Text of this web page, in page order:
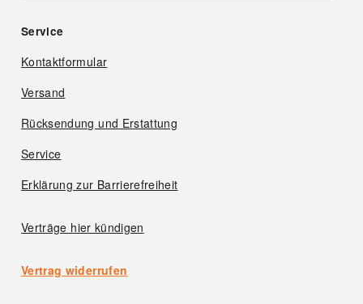
Service
Kontaktformular
Versand
Rücksendung und Erstattung
Service
Erklärung zur Barrierefreiheit
Verträge hier kündigen
Vertrag widerrufen